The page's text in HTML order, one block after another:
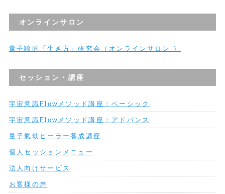
オンラインサロン
量子論的「生き方」研究会（オンラインサロン ）
セッション・講座
宇宙意識Flowメソッド講座：ベーシック
宇宙意識Flowメソッド講座：アドバンス
量子氣劫ヒーラー養成講座
個人セッションメニュー
法人向けサービス
お客様の声